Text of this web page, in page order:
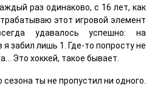
раз одинаково, с 16 лет, как
этот игровой элемент
удавалось успешно: на
я забил лишь 1. Где-то попросту не
Это хоккей, такое бывает.
сезона ты не пропустил ни одного.